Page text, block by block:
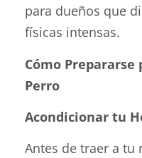
para dueños que
físicas intensas.
Cómo Prepararse
Perro
Acondicionar tu
Antes de traer a tu